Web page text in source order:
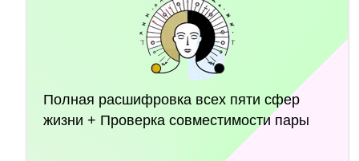
Полная расшифровка всех пяти сфер
жизни + Проверка совместимости пары